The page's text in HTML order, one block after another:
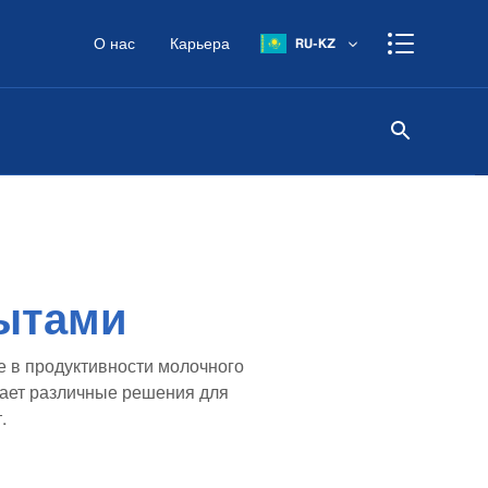
О нас Карьера RU-KZ
продуктивности молочного
различные решения для